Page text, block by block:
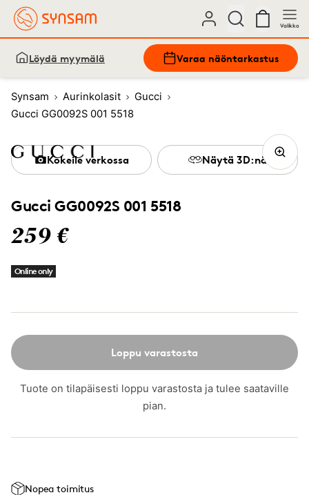
Valikko
Löydä myymälä Varaa näöntarkastus
Synsam Aurinkolasit
Gucci
Gucci GG0092S 001 5518
Gucci GG0092S 001 5518
259 €
Online only
Loppu varastosta
Tuote on tilapäisesti loppu varastosta ja tulee saataville
pian.
Kokeile verkossa Näytä 3D:nä
Nopea toimitus